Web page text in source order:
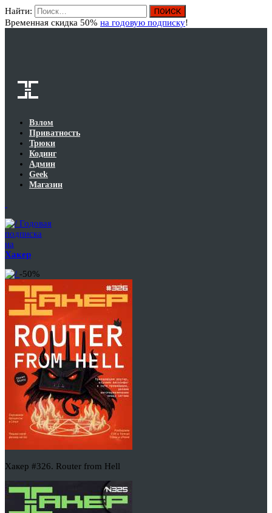
Найти:
Временная скидка 50% на годовую подписку!
Взлом
Приватность
Трюки
Кодинг
Админ
Geek
Магазин
Годовая
подписка
на
Хакер
-50%
Хакер #326. Router from Hell